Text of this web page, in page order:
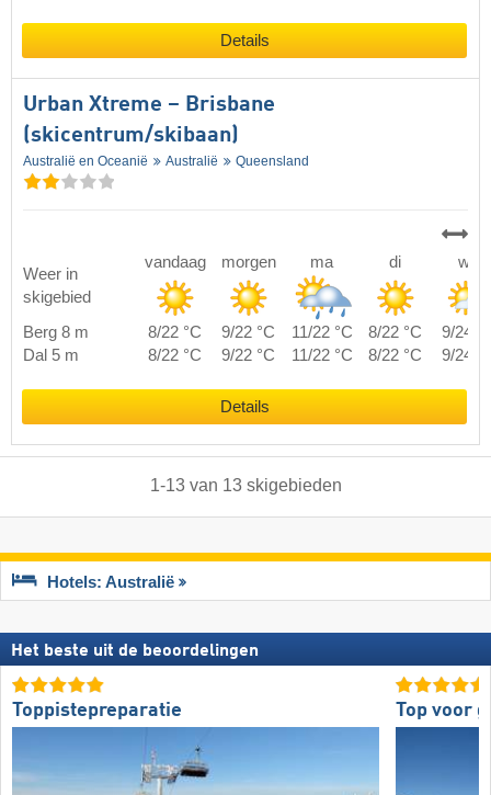
Details
Urban Xtreme – Brisbane
(skicentrum/skibaan)
Australië en Oceanië Australië Queensland
Weer in
skigebied
vandaag morgen ma di wo
Berg 8 m 8/22 °C 9/22 °C 11/22 °C 8/22 °C
9/24
Dal 5 m
8/22 °C 9/22 °C 11/22 °C 8/22 °C 9/24
Details
1-13van 13 skigebieden
Hotels: Australië
Het beste uit de beoordelingen
Toppistepreparatie Top voor